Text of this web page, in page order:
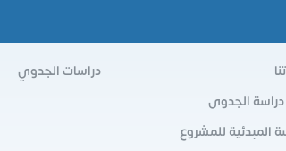
دراسة الجدوى
المبدئية للمشروع
دراسات الجدوي